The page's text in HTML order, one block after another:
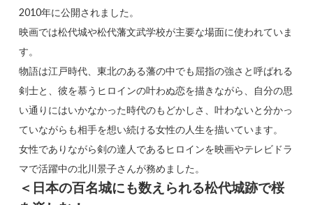
2010年に公開されました。
映画では松代城や松代藩文武学校が主要な場面に使われていま
す。
物語は江戸時代、東北のある藩の中でも屈指の強さと呼ばれる
剣士と、彼を慕うヒロインの叶わぬ恋を描きながら、自分の思
い通りにはいかなかった時代のもどかしさ、叶わないと分かっ
ていながらも相手を想い続ける女性の人生を描いています。
女性でありながら剣の達人であるヒロインを映画やテレビドラ
マで活躍中の北川景子さんが務めました。
＜日本の百名城にも数えられる松代城跡で桜